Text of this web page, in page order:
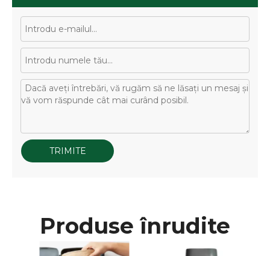
TRIMITE
Produse înrudite